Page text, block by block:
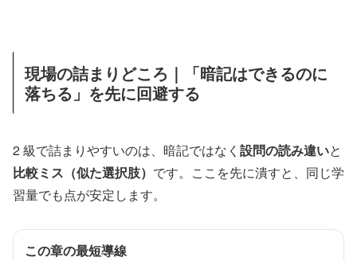
現場の詰まりどころ｜「暗記はできるのに
落ちる」を先に回避する
2 級で詰まりやすいのは、暗記ではなく 設問の読み違いと
比較ミス（似た選択肢） です。ここを先に潰すと、同じ学
習量でも点が安定します。
この章の最短導線